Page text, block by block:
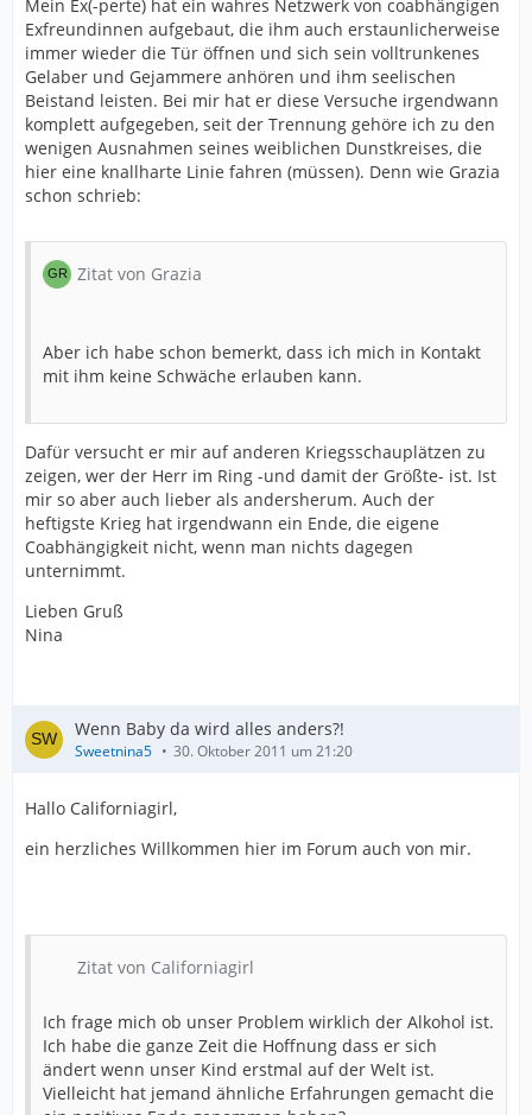
Mein Ex(-perte) hat ein wahres Netzwerk von coabhängigen
Exfreundinnen aufgebaut, die ihm auch erstaunlicherweise
immer wieder die Tür öffnen und sich sein volltrunkenes
Gelaber und Gejammere anhören und ihm seelischen
Beistand leisten. Bei mir hat er diese Versuche irgendwann
komplett aufgegeben, seit der Trennung gehöre ich zu den
wenigen Ausnahmen seines weiblichen Dunstkreises, die
hier eine knallharte Linie fahren (müssen). Denn wie Grazia
schon schrieb:
Zitat von Grazia
Aber ich habe schon bemerkt, dass ich mich in Kontakt
mit ihm keine Schwäche erlauben kann.
Dafür versucht er mir auf anderen Kriegsschauplätzen zu
zeigen, wer der Herr im Ring -und damit der Größte- ist. Ist
mir so aber auch lieber als andersherum. Auch der
heftigste Krieg hat irgendwann ein Ende, die eigene
Coabhängigkeit nicht, wenn man nichts dagegen
unternimmt.
Lieben Gruß
Nina
Wenn Baby da wird alles anders?!
Sweetnina5 30. Oktober 2011 um 21:20
Hallo Californiagirl,
ein herzliches Willkommen hier im Forum auch von mir.
Zitat von Californiagirl
Ich frage mich ob unser Problem wirklich der Alkohol ist.
Ich habe die ganze Zeit die Hoffnung dass er sich
ändert wenn unser Kind erstmal auf der Welt ist.
Vielleicht hat jemand ähnliche Erfahrungen gemacht die